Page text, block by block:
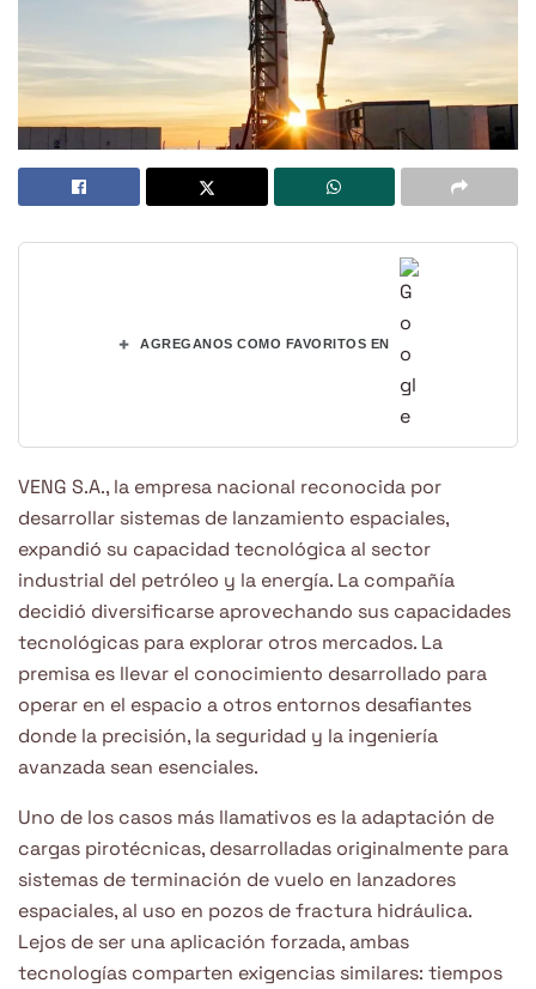
+ AGREGANOS COMO FAVORITOS EN
VENG S.A., la empresa nacional reconocida por
desarrollar sistemas de lanzamiento espaciales,
expandió su capacidad tecnológica al sector
industrial del petróleo y la energía. La compañía
decidió diversificarse aprovechando sus capacidades
tecnológicas para explorar otros mercados. La
premisa es llevar el conocimiento desarrollado para
operar en el espacio a otros entornos desafiantes
donde la precisión, la seguridad y la ingeniería
avanzada sean esenciales.
Uno de los casos más llamativos es la adaptación de
cargas pirotécnicas, desarrolladas originalmente para
sistemas de terminación de vuelo en lanzadores
espaciales, al uso en pozos de fractura hidráulica.
Lejos de ser una aplicación forzada, ambas
tecnologías comparten exigencias similares: tiempos